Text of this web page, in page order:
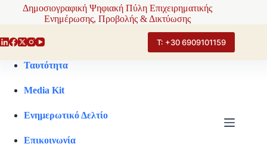
Δημοσιογραφική Ψηφιακή Πύλη Επιχειρηματικής
Ενημέρωσης, Προβολής & Δικτύωσης
Τ: +30 6909101159
Ταυτότητα
Media Kit
Ενημερωτικό Δελτίο
Επικοινωνία